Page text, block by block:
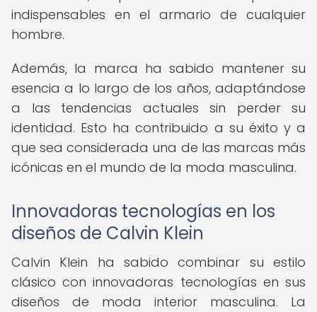
indispensables en el armario de cualquier
hombre.
Además, la marca ha sabido mantener su
esencia a lo largo de los años, adaptándose
a las tendencias actuales sin perder su
identidad. Esto ha contribuido a su éxito y a
que sea considerada una de las marcas más
icónicas en el mundo de la moda masculina.
Innovadoras tecnologías en los
diseños de Calvin Klein
Calvin Klein ha sabido combinar su estilo
clásico con innovadoras tecnologías en sus
diseños de moda interior masculina. La